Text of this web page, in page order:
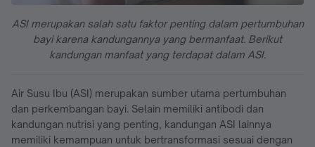
ASI merupakan salah satu faktor penting dalam pertumbuhan
bayi karena kandungannya yang bermanfaat. Berikut
kandungan manfaat yang terdapat dalam ASI.
Air Susu Ibu (ASI) merupakan sumber utama pertumbuhan
dan perkembangan bayi. Selain memiliki antibodi dan
kandungan nutrisi yang penting, kandungan ASI lainnya
memiliki kemampuan untuk bertransformasi sesuai dengan